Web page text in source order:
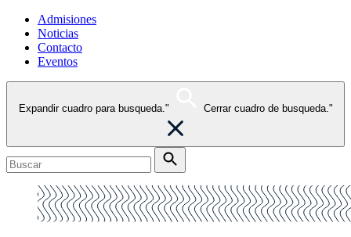
Admisiones
Noticias
Contacto
Eventos
Expandir cuadro para busqueda." Cerrar cuadro de busqueda."